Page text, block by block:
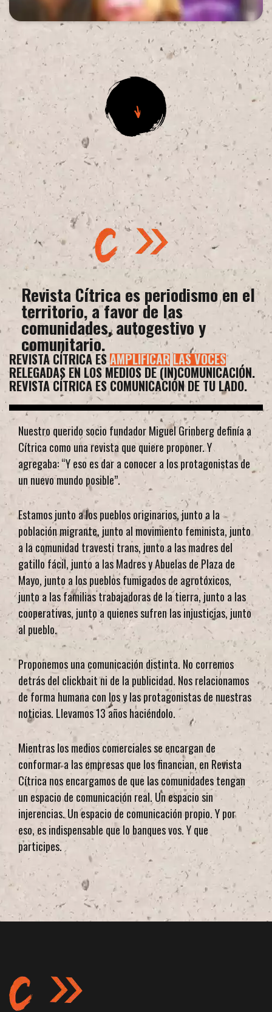
Revista Cítrica es periodismo en el
territorio, a favor de las
comunidades, autogestivo y
comunitario.
REVISTA CÍTRICA ESAMPLIFICARLAS VOCES
RELEGADAS EN LOS MEDIOS DE (IN)COMUNICACIÓN.
REVISTA CÍTRICA ES COMUNICACIÓN DE TU LADO.
Nuestro querido socio fundador Miguel Grinberg definía a
Cítrica como una revista que quiere proponer. Y
agregaba: “Y eso es dar a conocer a los protagonistas de
un nuevo mundo posible”.
Estamos junto a los pueblos originarios, junto a la
población migrante, junto al movimiento feminista, junto
a la comunidad travesti trans, junto a las madres del
gatillo fácil, junto a las Madres y Abuelas de Plaza de
Mayo, junto a los pueblos fumigados de agrotóxicos,
junto a las familias trabajadoras de la tierra, junto a las
cooperativas, junto a quienes sufren las injusticias, junto
al pueblo.
Proponemos una comunicación distinta. No corremos
detrás del clickbait ni de la publicidad. Nos relacionamos
de forma humana con los y las protagonistas de nuestras
noticias. Llevamos 13 años haciéndolo.
Mientras los medios comerciales se encargan de
conformar a las empresas que los financian, en Revista
Cítrica nos encargamos de que las comunidades tengan
un espacio de comunicación real. Un espacio sin
injerencias. Un espacio de comunicación propio. Y por
eso, es indispensable que lo banques vos. Y que
participes.